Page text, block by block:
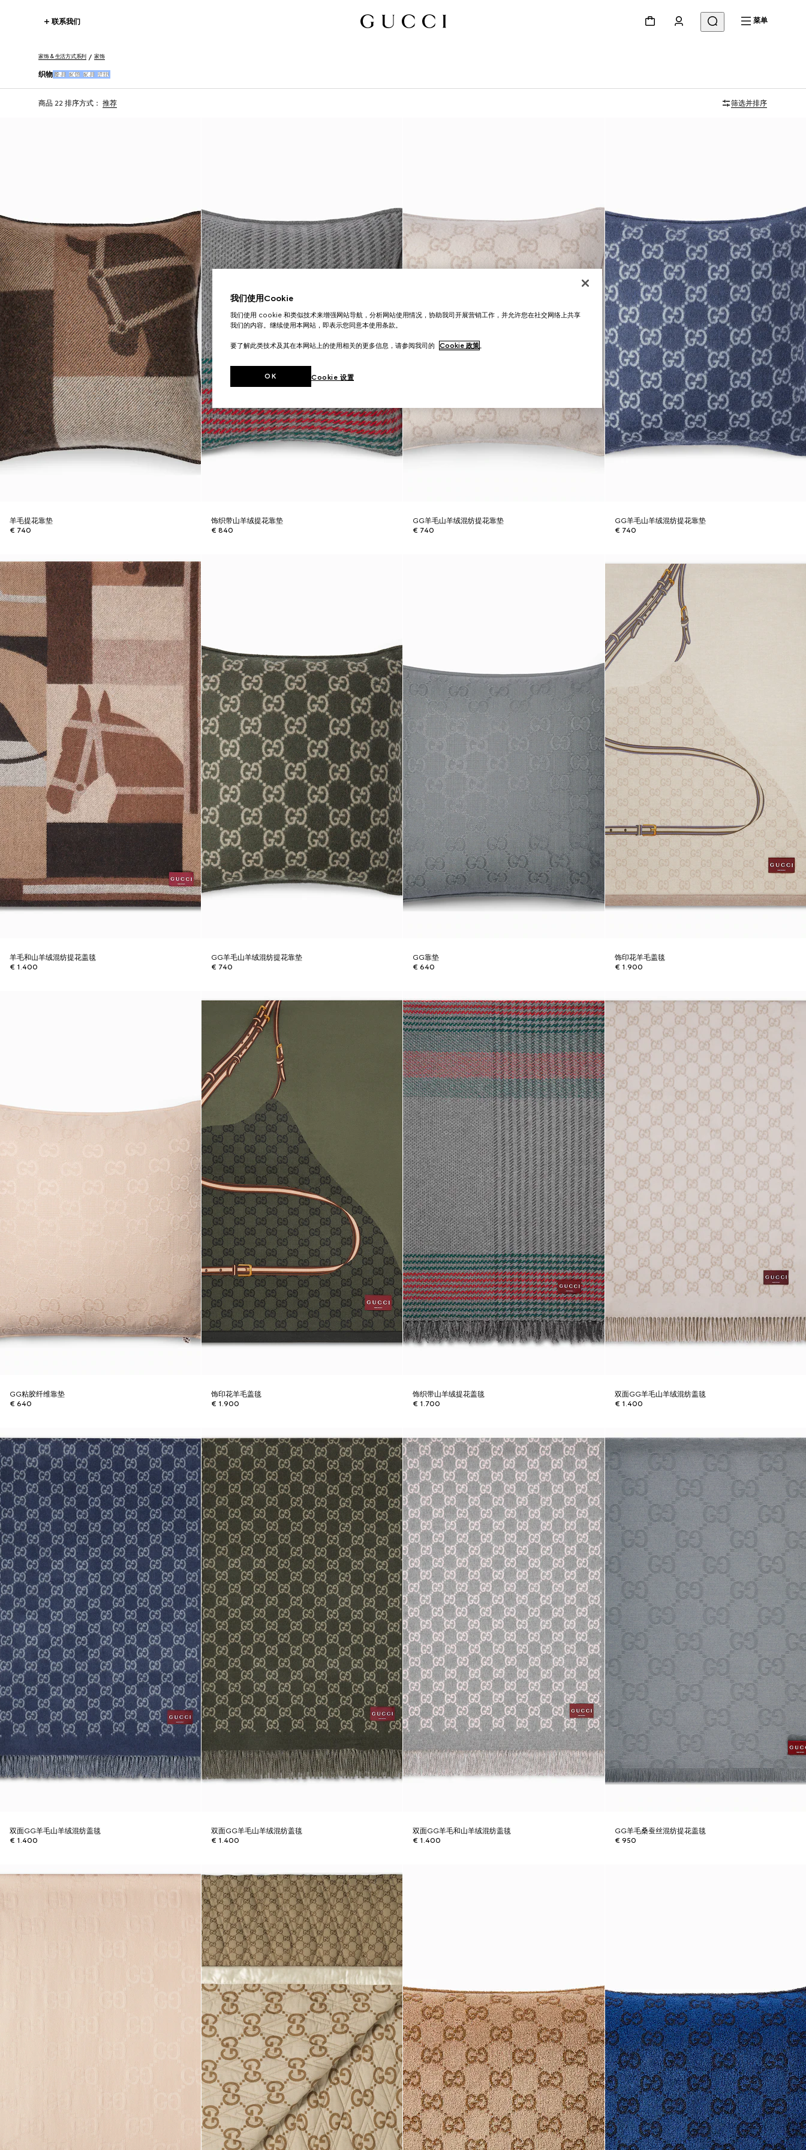
联系我们 菜单
家饰 & 生活方式系列 家饰
织物 餐具 家饰 家具 壁纸
商品 22 排序方式： 推荐 筛选并排序
羊毛提花靠垫
€ 740
饰织带山羊绒提花靠垫
€ 840
GG羊毛山羊绒混纺提花靠垫
€ 740
GG羊毛山羊绒混纺提花靠垫
€ 740
羊毛和山羊绒混纺提花盖毯
€ 1.400
GG羊毛山羊绒混纺提花靠垫
€ 740
GG靠垫
€ 640
饰印花羊毛盖毯
€ 1.900
GG粘胶纤维靠垫
€ 640
饰印花羊毛盖毯
€ 1.900
饰织带山羊绒提花盖毯
€ 1.700
双面GG羊毛山羊绒混纺盖毯
€ 1.400
双面GG羊毛山羊绒混纺盖毯
€ 1.400
双面GG羊毛山羊绒混纺盖毯
€ 1.400
双面GG羊毛和山羊绒混纺盖毯
€ 1.400
GG羊毛桑蚕丝混纺提花盖毯
€ 950
我们使用Cookie
我们使用 cookie 和类似技术来增强网站导航，分析网站使用情况，协助我司开展营销工作，并允许您在社交网络上共享
我们的内容。继续使用本网站，即表示您同意本使用条款。
要了解此类技术及其在本网站上的使用相关的更多信息，请参阅我司的 Cookie 政策。
Cookie 设置
OK